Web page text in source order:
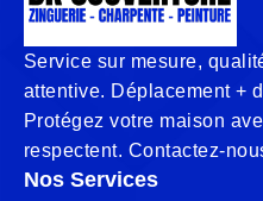
Service sur mesure,
attentive. Déplacement +
Protégez votre maison
respectent. Contactez-
Nos Services